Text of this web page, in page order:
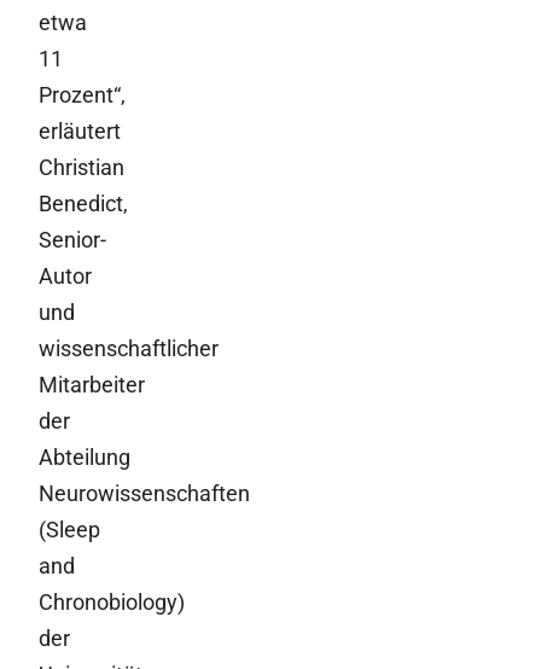
etwa
11
Prozent“,
erläutert
Christian
Benedict,
Senior-
Autor
und
wissenschaftlicher
Mitarbeiter
der
Abteilung
Neurowissenschaften
(Sleep
and
Chronobiology)
der